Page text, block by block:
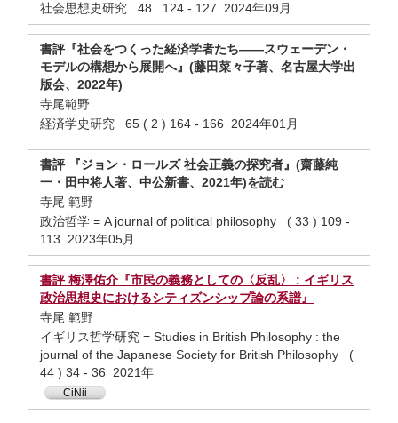
社会思想史研究 48 124 - 127 2024年09月
書評『社会をつくった経済学者たち――スウェーデン・
モデルの構想から展開へ』(藤田菜々子著、名古屋大学出
版会、2022年)
寺尾範野
経済学史研究 65 ( 2 ) 164 - 166 2024年01月
書評 『ジョン・ロールズ 社会正義の探究者』(齋藤純
一・田中将人著、中公新書、2021年)を読む
寺尾 範野
政治哲学 = A journal of political philosophy ( 33 ) 109 -
113 2023年05月
書評 梅澤佑介『市民の義務としての〈反乱〉 : イギリス
政治思想史におけるシティズンシップ論の系譜』
寺尾 範野
イギリス哲学研究 = Studies in British Philosophy : the
journal of the Japanese Society for British Philosophy (
44 ) 34 - 36 2021年
CiNii